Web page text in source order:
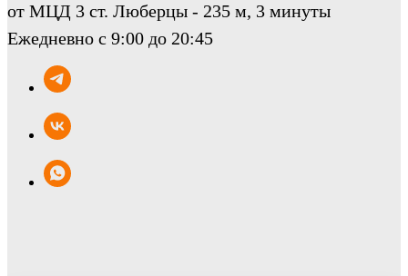
от МЦД 3 ст. Люберцы - 235 м, 3 минуты
Ежедневно с 9:00 до 20:45